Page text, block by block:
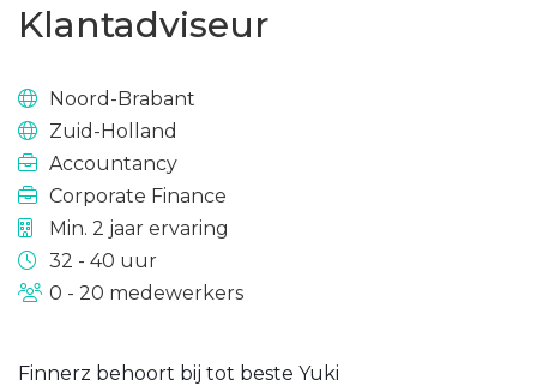
Klantadviseur
Noord-Brabant
Zuid-Holland
Accountancy
Corporate Finance
Min. 2 jaar ervaring
32 - 40 uur
0 - 20 medewerkers
Finnerz behoort bij tot beste Yuki